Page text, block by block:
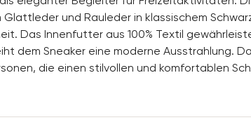
und Rauleder in klassischem
Das Innenfutter aus 100% Textil
dem Sneaker eine moderne Ausstrahlung.
die einen stilvollen und komfortablen